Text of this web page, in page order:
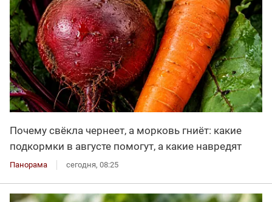
Почему свёкла чернеет, а морковь гниёт: какие
подкормки в августе помогут, а какие навредят
Панорама сегодня, 08:25